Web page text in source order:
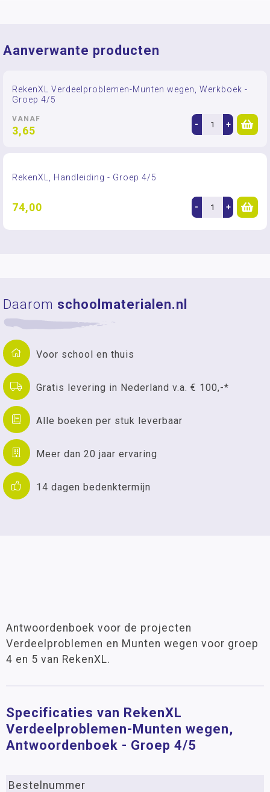
Aanverwante producten
RekenXL Verdeelproblemen-Munten wegen, Werkboek -
Groep 4/5
VANAF
3,65 - +
RekenXL, Handleiding - Groep 4/5
74,00 - +
Daarom schoolmaterialen.nl
Voor school en thuis
Gratis levering in Nederland v.a. € 100,-*
Alle boeken per stuk leverbaar
Meer dan 20 jaar ervaring
14 dagen bedenktermijn
Antwoordenboek voor de projecten
Verdeelproblemen en Munten wegen voor groep
4 en 5 van RekenXL.
Specificaties van RekenXL
Verdeelproblemen-Munten wegen,
Antwoordenboek - Groep 4/5
Bestelnummer